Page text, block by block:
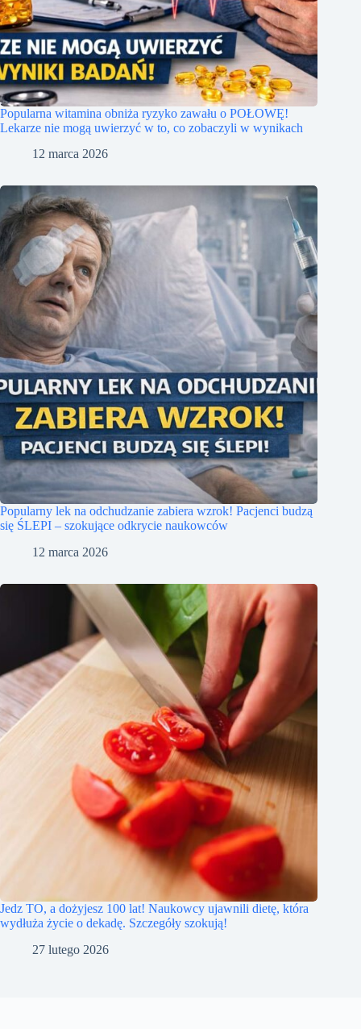
Popularna witamina obniża ryzyko zawału o POŁOWĘ!
Lekarze nie mogą uwierzyć w to, co zobaczyli w wynikach
12 marca 2026
Popularny lek na odchudzanie zabiera wzrok! Pacjenci budzą
się ŚLEPI – szokujące odkrycie naukowców
12 marca 2026
Jedz TO, a dożyjesz 100 lat! Naukowcy ujawnili dietę, która
wydłuża życie o dekadę. Szczegóły szokują!
27 lutego 2026